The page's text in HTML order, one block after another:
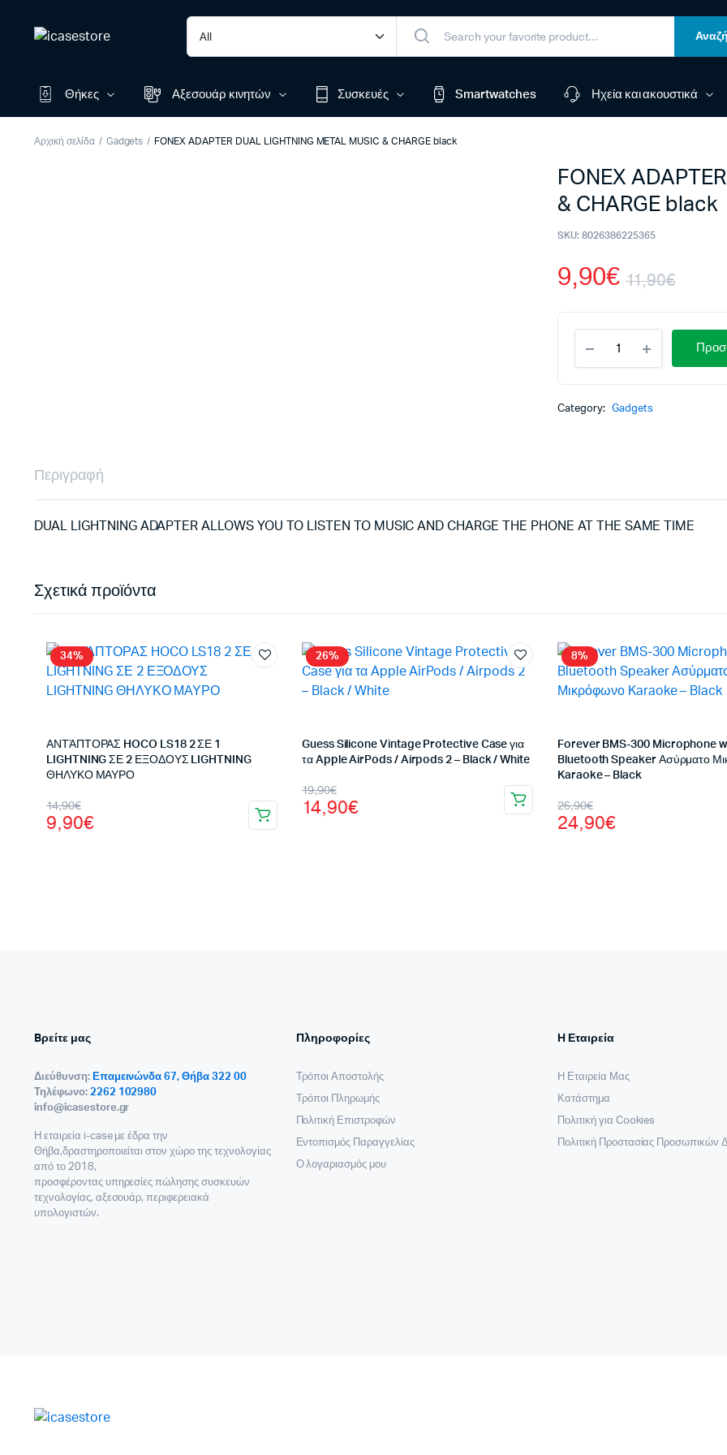
Θήκες Αξεσουάρ κινητών Συσκευές Smartwatches Ηχεία και ακουστικά
Αρχική σελίδα Gadgets FONEX ADAPTER DUAL LIGHTNING METAL MUSIC & CHARGE black
FONEX
& CHARGE black
SKU: 8026386225365
11,90€
was:
9,90€
Η
τιμή
ADAPTER
DUAL
LIGHTNING
MUSIC
Category: Gadgets
Περιγραφή
DUAL LIGHTNING ADAPTER ALLOWS YOU TO LISTEN TO MUSIC AND CHARGE THE PHONE AT THE SAME TIME
Σχετικά προϊόντα
34%
ΑΝΤΆΠΤΟΡΑΣ HOCO LS18 2 ΣΕ 1
LIGHTNING ΣΕ 2 ΕΞΟΔΟΥΣ LIGHTNING
ΘΗΛΥΚΟ ΜΑΥΡΟ
14,90€
Original
price
9,90€
Η
τρέχουσα
26%
Guess Silicone Vintage Protective Case για
τα Apple AirPods / Airpods 2 – Black / White
19,90€
Original
price
14,90€
Η
τρέχουσα
8%
Forever BMS-300 Microphone
Bluetooth Speaker Ασύρματο
Karaoke – Black
26,90€
Original
price
24,90€
Η
τρέχουσα
Bρείτε μας
Διεύθυνση: Επαμεινώνδα 67, Θήβα 322 00
Τηλέφωνο: 2262 102980
info@icasestore.gr
Η εταιρεία i-case με έδρα την
Θήβα,δραστηροποιείται στον χώρο της τεχνολογίας
από το 2018,
προσφέροντας υπηρεσίες πώλησης συσκευών
τεχνολογίας, αξεσουάρ, περιφερειακά
υπολογιστών.
Πληροφορίες
Τρόποι Αποστολής
Τρόποι Πληρωμής
Πολιτική Επιστροφών
Εντοπισμός Παραγγελίας
Ο λογαριασμός μου
Η Εταιρεία
Η Εταιρεία Μας
Κατάστημα
Πολιτική για Cookies
Πολιτική Προστασίας Προσωπικών